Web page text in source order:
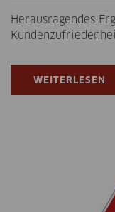
Herausragendes
WEITERLESEN